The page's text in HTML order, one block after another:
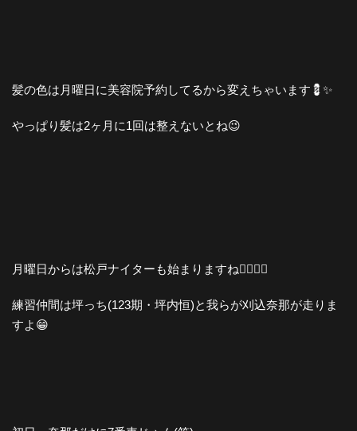
髪の色は月曜日に美容院予約してるから変えちゃいます💈✨
やっぱり髪は2ヶ月に1回は整えないとね😉
月曜日からは松戸ナイターも始まりますね🚴‍♀️🚴‍♂️
練習仲間は坪っち(123期・坪内恒)と我らが刈込奈那が走りま
すよ😁